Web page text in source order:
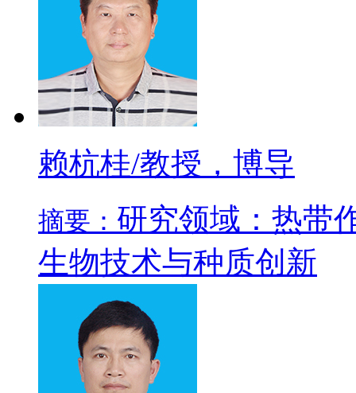
赖杭桂/教授，博导
摘要： 研究领域：热带
生物技术与种质创新